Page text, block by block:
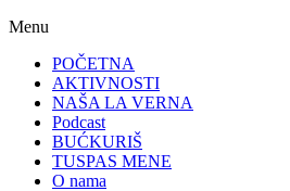
Menu
POČETNA
AKTIVNOSTI
NAŠA LA VERNA
Podcast
BUĆKURIŠ
TUSPAS MENE
O nama